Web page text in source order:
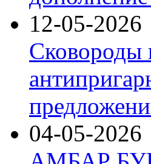
12-05-2026
Сковороды
04-05-2026